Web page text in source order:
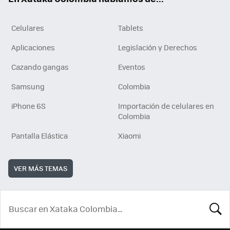
Celulares
Tablets
Aplicaciones
Legislación y Derechos
Cazando gangas
Eventos
Samsung
Colombia
iPhone 6S
Importación de celulares en
Colombia
Pantalla Elástica
Xiaomi
VER MÁS TEMAS